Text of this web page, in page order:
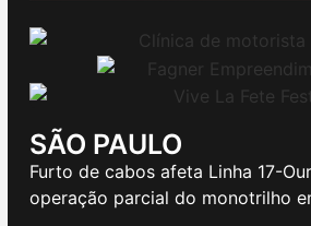
SÃO PAULO
Furto de cabos afeta Linha 17-
operação parcial do monotrilho